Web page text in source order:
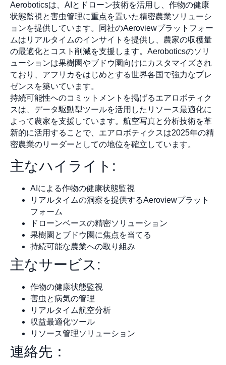
Aeroboticsは、AIとドローン技術を活用し、作物の健康
状態監視と害虫管理に重点を置いた精密農業ソリューシ
ョンを提供しています。同社のAeroviewプラットフォー
ムはリアルタイムのインサイトを提供し、農家の収穫量
の最適化とコスト削減を支援します。Aeroboticsのソリ
ューションは果樹園やブドウ園向けにカスタマイズされ
ており、アフリカをはじめとする世界各国で強力なプレ
ゼンスを築いています。
持続可能性へのコミットメントを掲げるエアロボティク
スは、データ駆動型ツールを活用したリソース最適化に
よって農家を支援しています。航空写真と分析技術を革
新的に活用することで、エアロボティクスは2025年の精
密農業のリーダーとしての地位を確立しています。
主なハイライト:
AIによる作物の健康状態監視
リアルタイムの洞察を提供するAeroviewプラット
フォーム
ドローンベースの精密ソリューション
果樹園とブドウ園に焦点を当てる
持続可能な農業への取り組み
主なサービス:
作物の健康状態監視
害虫と病気の管理
リアルタイム航空分析
収益最適化ツール
リソース管理ソリューション
連絡先：